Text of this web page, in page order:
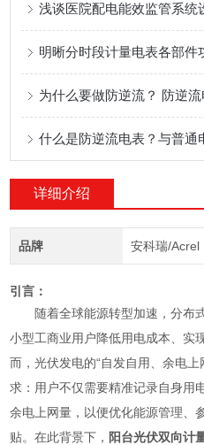
浅谈医院配电能效监管系统
为什么要做防逆流？ 防逆流
详细介绍
品牌 安科瑞/Acrel
引言：
随着全球能源转型加速，分布
小型工商业用户降低用电成本、实
而，光伏发电的“自发自用、余电
求：用户不仅需要精准记录自身用
余电上网量，以便优化能源管理、
贴。在此背景下， 阳台光伏双向计